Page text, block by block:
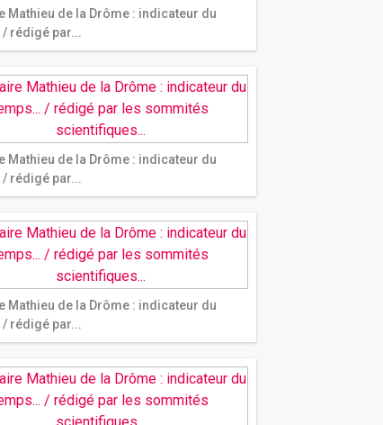
Mathieu de la Drôme : indicateur du
rédigé par...
Mathieu de la Drôme : indicateur du
rédigé par...
Mathieu de la Drôme : indicateur du
rédigé par...